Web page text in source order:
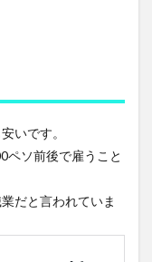
いです。
ペソ前後で雇うこと
だと言われていま